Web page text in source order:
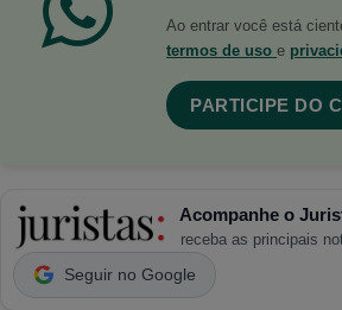
Ao entrar você está
termos de uso e
PARTICIPE DO
Acompanhe o
receba as principais
Seguir no Google